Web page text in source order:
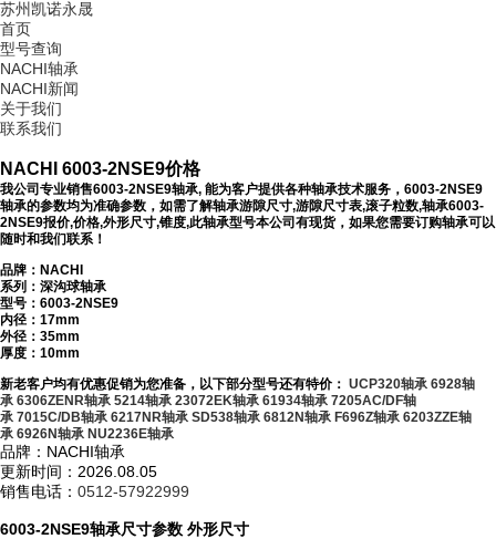
苏州凯诺永晟
首页
型号查询
NACHI轴承
NACHI新闻
关于我们
联系我们
NACHI 6003-2NSE9价格
我公司专业销售6003-2NSE9轴承, 能为客户提供各种轴承技术服务，6003-2NSE9
轴承的参数均为准确参数，如需了解轴承游隙尺寸,游隙尺寸表,滚子粒数,轴承6003-
2NSE9报价,价格,外形尺寸,锥度,此轴承型号本公司有现货，如果您需要订购轴承可以
随时和我们联系！
品牌：NACHI
系列：深沟球轴承
型号： 6003-2NSE9
内径：17mm
外径：35mm
厚度：10mm
新老客户均有优惠促销为您准备，以下部分型号还有特价： UCP320轴承 6928轴
承 6306ZENR轴承 5214轴承 23072EK轴承 61934轴承 7205AC/DF轴
承 7015C/DB轴承 6217NR轴承 SD538轴承 6812N轴承 F696Z轴承 6203ZZE轴
承 6926N轴承 NU2236E轴承
品牌：NACHI轴承
更新时间：2026.08.05
销售电话： 0512-57922999
6003-2NSE9轴承尺寸参数 外形尺寸